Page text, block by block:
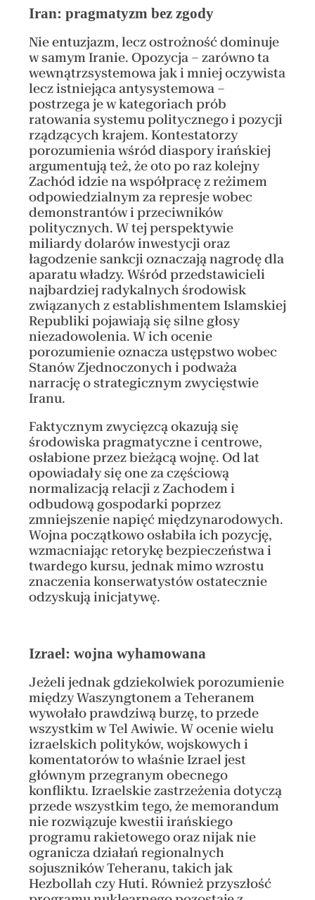
Iran: pragmatyzm bez zgody
Nie entuzjazm, lecz ostrożność dominuje
w samym Iranie. Opozycja – zarówno ta
wewnątrzsystemowa jak i mniej oczywista
lecz istniejąca antysystemowa –
postrzega je w kategoriach prób
ratowania systemu politycznego i pozycji
rządzących krajem. Kontestatorzy
porozumienia wśród diaspory irańskiej
argumentują też, że oto po raz kolejny
Zachód idzie na współpracę z reżimem
odpowiedzialnym za represje wobec
demonstrantów i przeciwników
politycznych. W tej perspektywie
miliardy dolarów inwestycji oraz
łagodzenie sankcji oznaczają nagrodę dla
aparatu władzy. Wśród przedstawicieli
najbardziej radykalnych środowisk
związanych z establishmentem Islamskiej
Republiki pojawiają się silne głosy
niezadowolenia. W ich ocenie
porozumienie oznacza ustępstwo wobec
Stanów Zjednoczonych i podważa
narrację o strategicznym zwycięstwie
Iranu.
Faktycznym zwycięzcą okazują się
środowiska pragmatyczne i centrowe,
osłabione przez bieżącą wojnę. Od lat
opowiadały się one za częściową
normalizacją relacji z Zachodem i
odbudową gospodarki poprzez
zmniejszenie napięć międzynarodowych.
Wojna początkowo osłabiła ich pozycję,
wzmacniając retorykę bezpieczeństwa i
twardego kursu, jednak mimo wzrostu
znaczenia konserwatystów ostatecznie
odzyskują inicjatywę.
Izrael: wojna wyhamowana
Jeżeli jednak gdziekolwiek porozumienie
między Waszyngtonem a Teheranem
wywołało prawdziwą burzę, to przede
wszystkim w Tel Awiwie. W ocenie wielu
izraelskich polityków, wojskowych i
komentatorów to właśnie Izrael jest
głównym przegranym obecnego
konfliktu. Izraelskie zastrzeżenia dotyczą
przede wszystkim tego, że memorandum
nie rozwiązuje kwestii irańskiego
programu rakietowego oraz nijak nie
ogranicza działań regionalnych
sojuszników Teheranu, takich jak
Hezbollah czy Huti. Również przyszłość